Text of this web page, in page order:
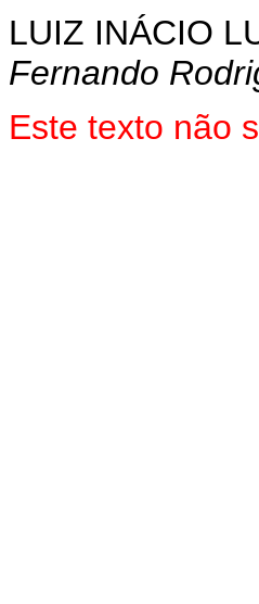
LUIZ INÁCIO
Fernando
Este texto não